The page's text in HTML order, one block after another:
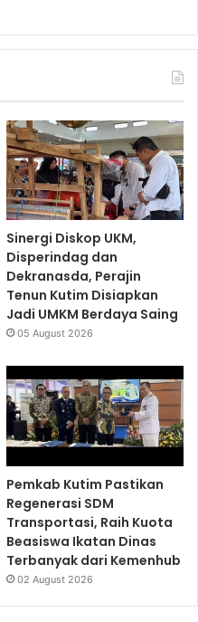
Sinergi Diskop UKM,
Disperindag dan
Dekranasda, Perajin
Tenun Kutim Disiapkan
Jadi UMKM Berdaya Saing
05 August 2026
Pemkab Kutim Pastikan
Regenerasi SDM
Transportasi, Raih Kuota
Beasiswa Ikatan Dinas
Terbanyak dari Kemenhub
02 August 2026